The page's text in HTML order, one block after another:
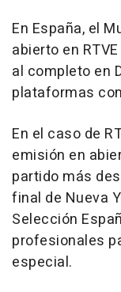
En España, el
abierto en
al completo en
plataformas
En el caso de
emisión en
partido más
final de Nueva
Selección
profesionales
especial.